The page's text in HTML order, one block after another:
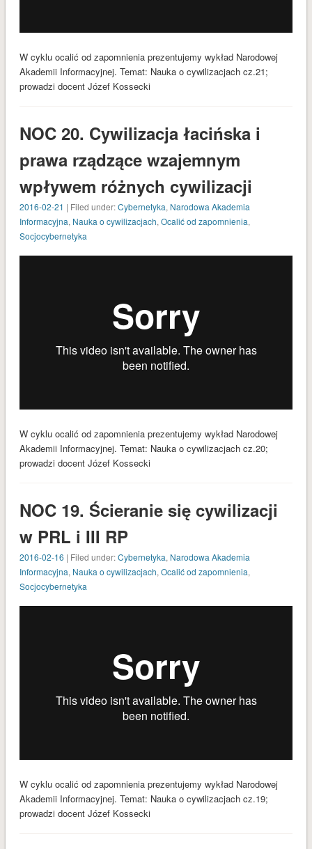
W cyklu ocalić od zapomnienia prezentujemy wykład Narodowej
Akademii Informacyjnej. Temat: Nauka o cywilizacjach cz.21;
prowadzi docent Józef Kossecki
NOC 20. Cywilizacja łacińska i
prawa rządzące wzajemnym
wpływem różnych cywilizacji
2016-02-21 | Filed under:Cybernetyka, Narodowa Akademia
Informacyjna, Nauka o cywilizacjach, Ocalić od zapomnienia,
Socjocybernetyka
W cyklu ocalić od zapomnienia prezentujemy wykład Narodowej
Akademii Informacyjnej. Temat: Nauka o cywilizacjach cz.20;
prowadzi docent Józef Kossecki
NOC 19. Ścieranie się cywilizacji
w PRL i III RP
2016-02-16 | Filed under:Cybernetyka, Narodowa Akademia
Informacyjna, Nauka o cywilizacjach, Ocalić od zapomnienia,
Socjocybernetyka
W cyklu ocalić od zapomnienia prezentujemy wykład Narodowej
Akademii Informacyjnej. Temat: Nauka o cywilizacjach cz.19;
prowadzi docent Józef Kossecki